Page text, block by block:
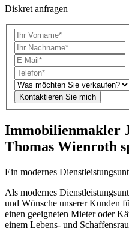
Diskret anfragen
Kontaktieren Sie mich
Immobilienmakler
Thomas Wienroth
Ein modernes
Als modernes
und Wünsche unserer Kunden
einen geeigneten Mieter oder
einem Lebens- und